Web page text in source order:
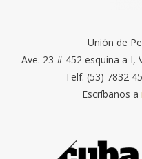
Unión de
Ave. 23 # 452 esquina a I,
Telf. (53) 7832
Escríbanos a